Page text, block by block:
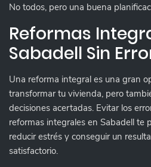
No todos, pero una buena
Reformas
Sabadell Sin
Una reforma integral es una gran
transformar tu vivienda, pero
decisiones acertadas. Evitar los
reformas integrales en Sabadell te
reducir estrés y conseguir un
satisfactorio.